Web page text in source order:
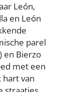
León,
en León
parel
en Bierzo
met een
van